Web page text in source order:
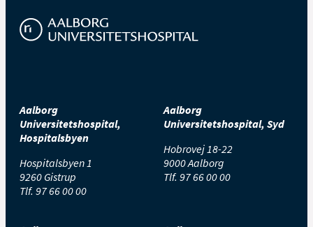
Aalborg
Universitetshospital,
Hospitalsbyen
Hospitalsbyen 1
9260 Gistrup
Tlf. 97 66 00 00
Aalborg
Universitetshospital, Syd
Hobrovej 18-22
9000 Aalborg
Tlf. 97 66 00 00